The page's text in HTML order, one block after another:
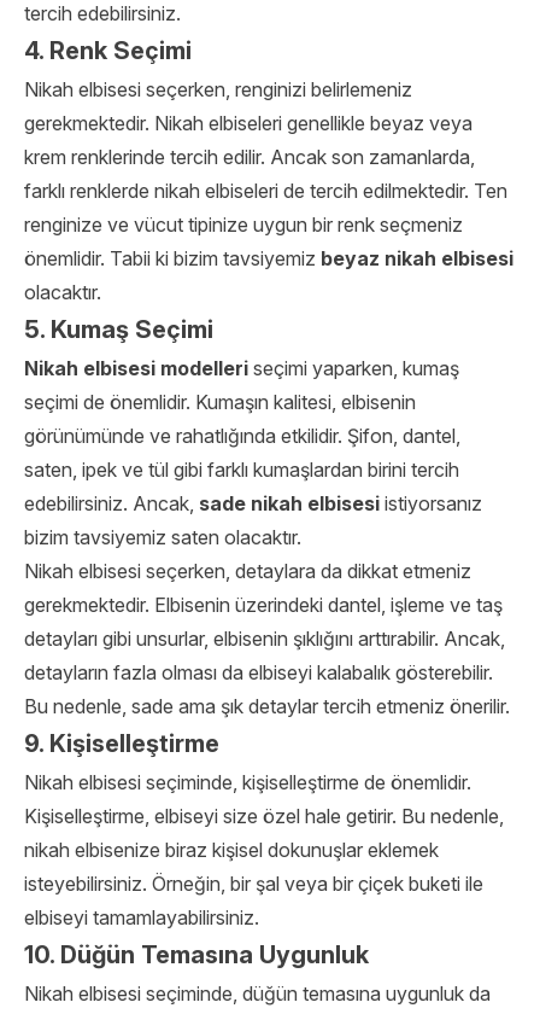
tercih edebilirsiniz.
4. Renk Seçimi
Nikah elbisesi seçerken, renginizi belirlemeniz
gerekmektedir. Nikah elbiseleri genellikle beyaz veya
krem renklerinde tercih edilir. Ancak son zamanlarda,
farklı renklerde nikah elbiseleri de tercih edilmektedir. Ten
renginize ve vücut tipinize uygun bir renk seçmeniz
önemlidir. Tabii ki bizim tavsiyemiz beyaz nikah elbisesi
olacaktır.
5. Kumaş Seçimi
Nikah elbisesi modelleri seçimi yaparken, kumaş
seçimi de önemlidir. Kumaşın kalitesi, elbisenin
görünümünde ve rahatlığında etkilidir. Şifon, dantel,
saten, ipek ve tül gibi farklı kumaşlardan birini tercih
edebilirsiniz. Ancak, sade nikah elbisesi istiyorsanız
bizim tavsiyemiz saten olacaktır.
Nikah elbisesi seçerken, detaylara da dikkat etmeniz
gerekmektedir. Elbisenin üzerindeki dantel, işleme ve taş
detayları gibi unsurlar, elbisenin şıklığını arttırabilir. Ancak,
detayların fazla olması da elbiseyi kalabalık gösterebilir.
Bu nedenle, sade ama şık detaylar tercih etmeniz önerilir.
9. Kişiselleştirme
Nikah elbisesi seçiminde, kişiselleştirme de önemlidir.
Kişiselleştirme, elbiseyi size özel hale getirir. Bu nedenle,
nikah elbisenize biraz kişisel dokunuşlar eklemek
isteyebilirsiniz. Örneğin, bir şal veya bir çiçek buketi ile
elbiseyi tamamlayabilirsiniz.
10. Düğün Temasına Uygunluk
Nikah elbisesi seçiminde, düğün temasına uygunluk da